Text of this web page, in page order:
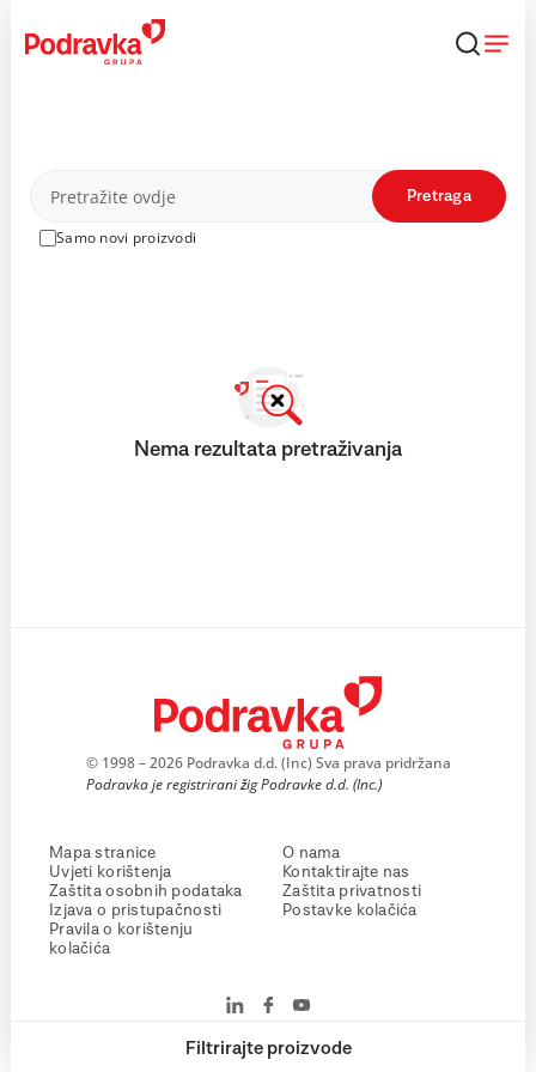
content
Proizvodi
Samo novi proizvodi
Pretraga
Filtrirajte proizvode
Nema rezultata pretraživanja
© 1998 – 2026 Podravka d.d. (Inc) Sva prava pridržana
Podravka je registrirani žig Podravke d.d. (Inc.)
Mapa stranice
Uvjeti korištenja
Zaštita osobnih podataka
Izjava o pristupačnosti
Pravila o korištenju
kolačića
O nama
Kontaktirajte nas
Zaštita privatnosti
Postavke kolačića